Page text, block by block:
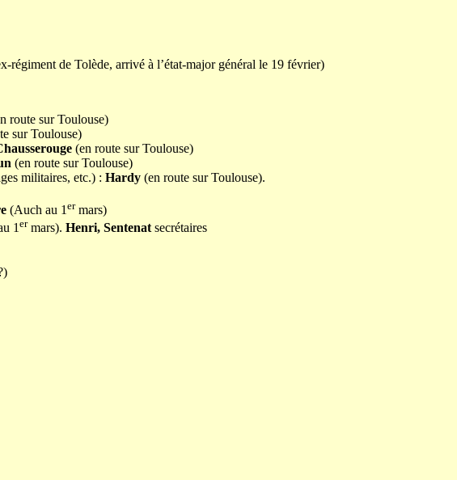
régiment de Tolède, arrivé à l’état-major général le 19 février)
route sur Toulouse)
sur Toulouse)
(en route sur Toulouse)
(en route sur Toulouse)
militaires, etc.) : Hardy (en route sur Toulouse).
(Auch au 1 ermars)
1ermars). Henri, Sentenatsecrétaires